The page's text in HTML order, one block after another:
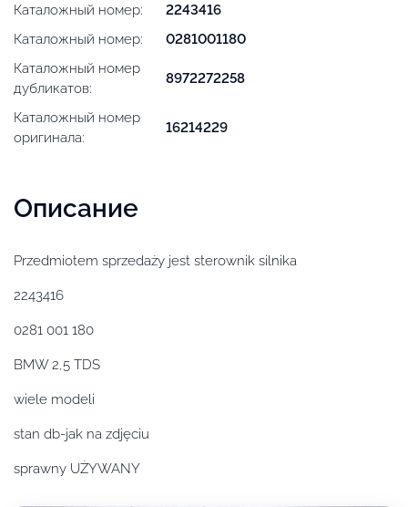
Каталожный номер:
2243416
Каталожный номер:
0281001180
Каталожный номер
дубликатов:
8972272258
Каталожный номер
оригинала:
16214229
Описание
Przedmiotem sprzedaży jest sterownik silnika
2243416
0281 001 180
BMW 2,5 TDS
wiele modeli
stan db-jak na zdjęciu
sprawny UŻYWANY